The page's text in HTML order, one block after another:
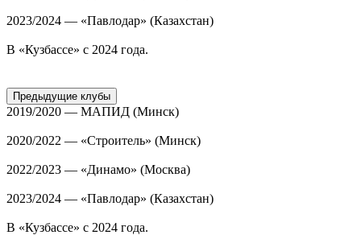
2023/2024 — «Павлодар» (Казахстан)
В «Кузбассе» с 2024 года.
Предыдущие клубы
2019/2020 — МАПИД (Минск)
2020/2022 — «Строитель» (Минск)
2022/2023 — «Динамо» (Москва)
2023/2024 — «Павлодар» (Казахстан)
В «Кузбассе» с 2024 года.